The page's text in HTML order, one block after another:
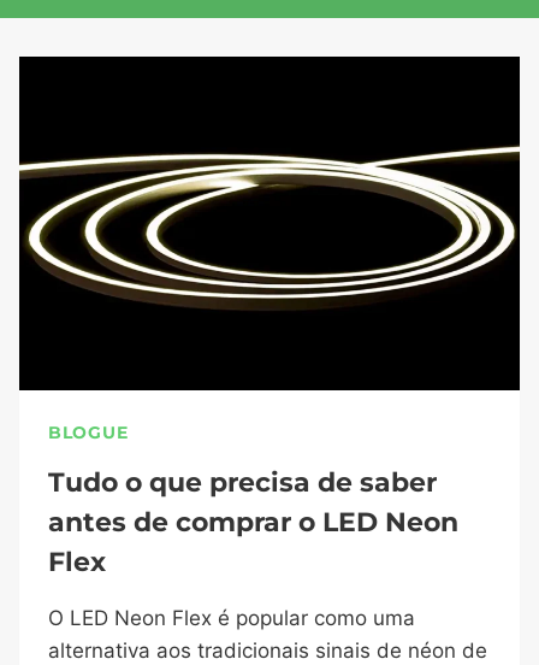
BLOGUE
Tudo o que precisa de saber
antes de comprar o LED Neon
Flex
O LED Neon Flex é popular como uma
alternativa aos tradicionais sinais de néon de